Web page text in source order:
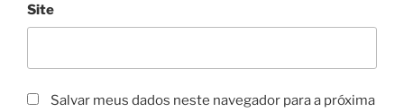
Site
Salvar meus dados neste navegador para a próxima